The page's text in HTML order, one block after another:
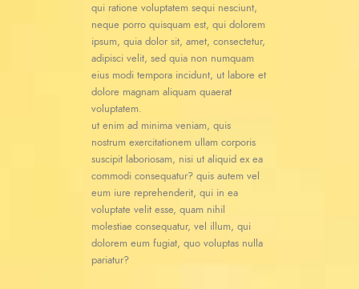
qui ratione voluptatem sequi nesciunt,
neque porro quisquam est, qui dolorem
ipsum, quia dolor sit, amet, consectetur,
adipisci velit, sed quia non numquam
eius modi tempora incidunt, ut labore et
dolore magnam aliquam quaerat
voluptatem.
ut enim ad minima veniam, quis
nostrum exercitationem ullam corporis
suscipit laboriosam, nisi ut aliquid ex ea
commodi consequatur? quis autem vel
eum iure reprehenderit, qui in ea
voluptate velit esse, quam nihil
molestiae consequatur, vel illum, qui
dolorem eum fugiat, quo voluptas nulla
pariatur?